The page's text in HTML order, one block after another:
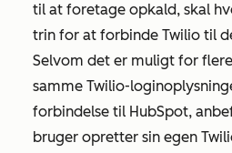
til at foretage opkald, skal
trin for at forbinde Twilio til
Selvom det er muligt for
samme Twilio-
forbindelse til HubSpot,
bruger opretter sin egen